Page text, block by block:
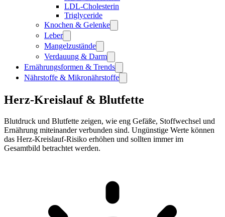
LDL-Cholesterin
Triglyceride
Knochen & Gelenke
Leber
Mangelzustände
Verdauung & Darm
Ernährungsformen & Trends
Nährstoffe & Mikronährstoffe
Herz-Kreislauf & Blutfette
Blutdruck und Blutfette zeigen, wie eng Gefäße, Stoffwechsel und
Ernährung miteinander verbunden sind. Ungünstige Werte können
das Herz-Kreislauf-Risiko erhöhen und sollten immer im
Gesamtbild betrachtet werden.